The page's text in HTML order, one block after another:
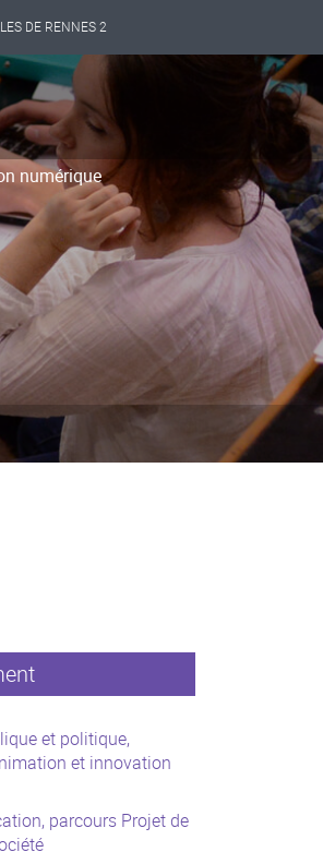
DE RENNES 2
numérique
et politique,
et innovation
parcours Projet de